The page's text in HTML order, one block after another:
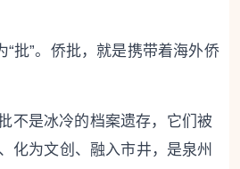
“批”。侨批，就是携带着海外侨
不是冰冷的档案遗存，它们被
化为文创、融入市井，是泉州